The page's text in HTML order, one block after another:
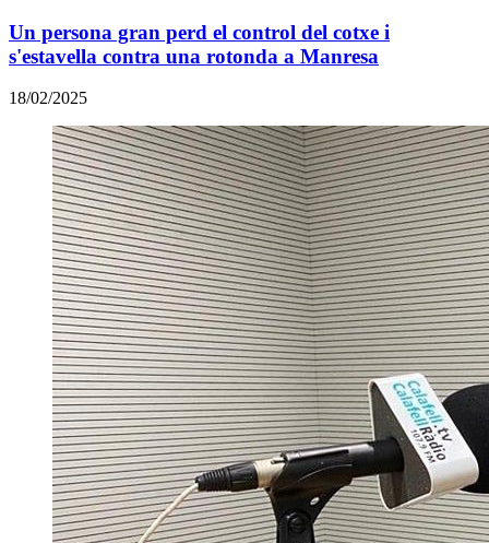
Un persona gran perd el control del cotxe i
s'estavella contra una rotonda a Manresa
18/02/2025